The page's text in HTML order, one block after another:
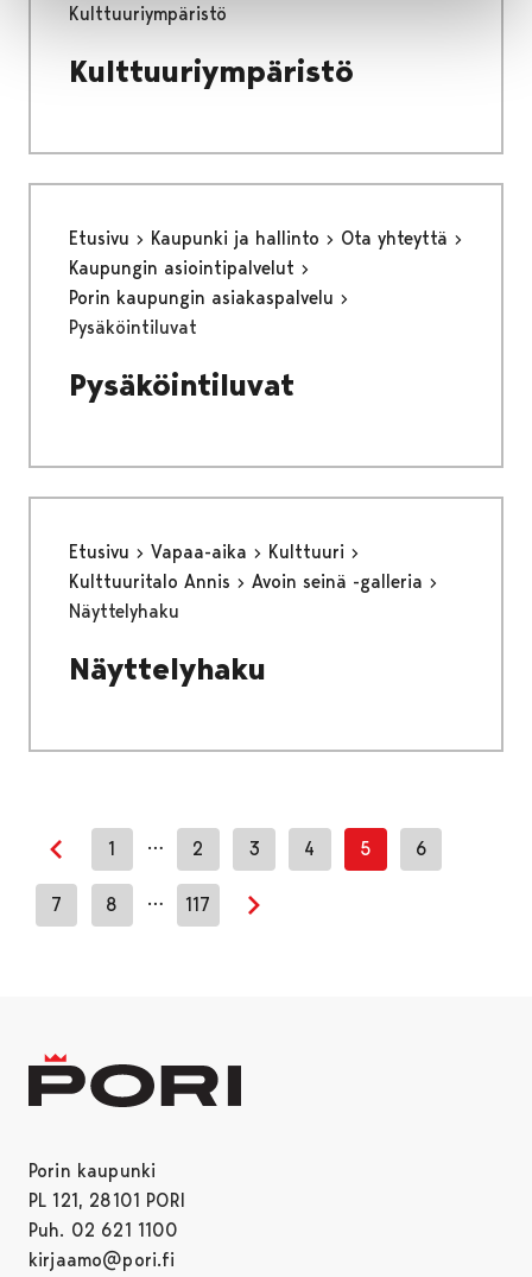
Kulttuuriympäristö
Kulttuuriympäristö
Etusivu Kaupunki ja hallinto
Ota yhteyttä
Kaupungin asiointipalvelut
Porin kaupungin asiakaspalvelu
Pysäköintiluvat
Pysäköintiluvat
Etusivu Vapaa-aika
Kulttuuri
Kulttuuritalo Annis
Avoin seinä -galleria
Näyttelyhaku
Näyttelyhaku
Edellinen sivu
1 … 2 3 4 5 6
7 8 … 117
Seuraava sivu
Porin kaupunki
PL 121, 28101 PORI
Puh. 02 621 1100
kirjaamo@pori.fi